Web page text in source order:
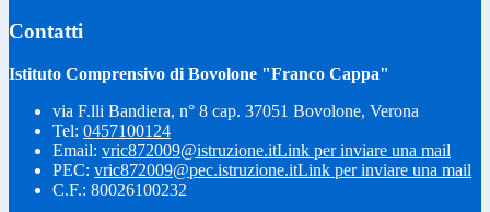
Contatti
Istituto Comprensivo di Bovolone "Franco Cappa"
via F.lli Bandiera, n° 8 cap. 37051 Bovolone, Verona
Tel: 0457100124
Email: vric872009@istruzione.itLink per inviare una mail
PEC: vric872009@pec.istruzione.itLink per inviare una mail
C.F.: 80026100232